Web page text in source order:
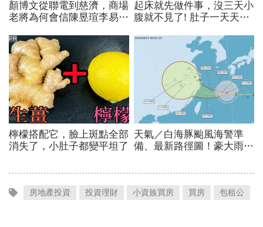
房地產投資 投資理財 小資族買房 買房 包租公